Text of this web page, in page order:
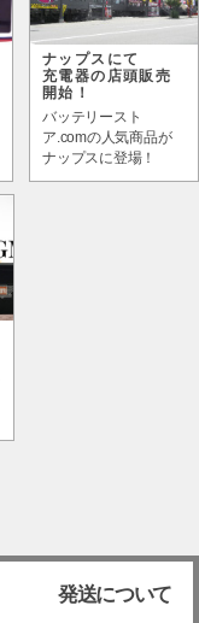
ナップスにて
充電器の店頭販売
開始！
バッテリースト
ア.comの人気商品が
ナップスに登場！
発送について